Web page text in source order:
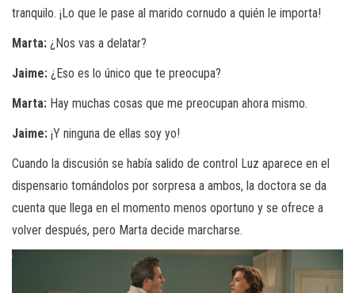
tranquilo. ¡Lo que le pase al marido cornudo a quién le importa!
Marta: ¿Nos vas a delatar?
Jaime: ¿Eso es lo único que te preocupa?
Marta: Hay muchas cosas que me preocupan ahora mismo.
Jaime: ¡Y ninguna de ellas soy yo!
Cuando la discusión se había salido de control Luz aparece en el
dispensario tomándolos por sorpresa a ambos, la doctora se da
cuenta que llega en el momento menos oportuno y se ofrece a
volver después, pero Marta decide marcharse.